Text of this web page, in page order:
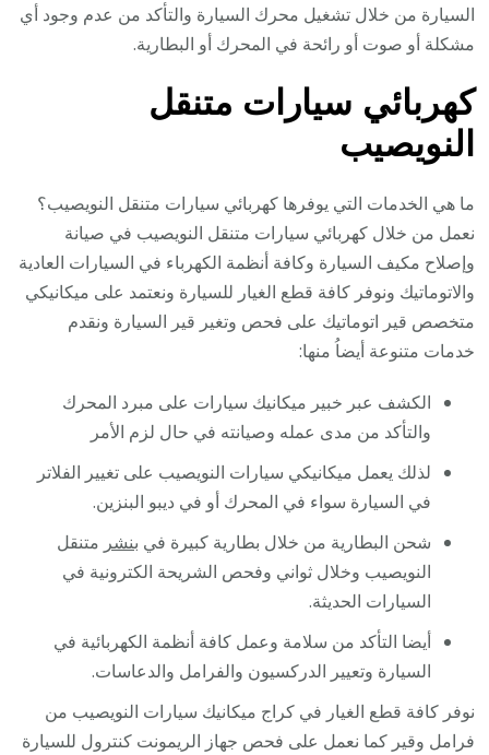
السيارة من خلال تشغيل محرك السيارة والتأكد من عدم وجود أي
مشكلة أو صوت أو رائحة في المحرك أو البطارية.
كهربائي سيارات متنقل
النويصيب
ما هي الخدمات التي يوفرها كهربائي سيارات متنقل النويصيب؟
نعمل من خلال كهربائي سيارات متنقل النويصيب في صيانة
وإصلاح مكيف السيارة وكافة أنظمة الكهرباء في السيارات العادية
والاتوماتيك ونوفر كافة قطع الغيار للسيارة ونعتمد على ميكانيكي
متخصص قير اتوماتيك على فحص وتغير قير السيارة ونقدم
خدمات متنوعة أيضاُ منها:
الكشف عبر خبير ميكانيك سيارات على مبرد المحرك
والتأكد من مدى عمله وصيانته في حال لزم الأمر
لذلك يعمل ميكانيكي سيارات النويصيب على تغيير الفلاتر
في السيارة سواء في المحرك أو في ديبو البنزين.
شحن البطارية من خلال بطارية كبيرة في بنشر متنقل
النويصيب وخلال ثواني وفحص الشريحة الكترونية في
السيارات الحديثة.
أيضا التأكد من سلامة وعمل كافة أنظمة الكهربائية في
السيارة وتعيير الدركسيون والفرامل والدعاسات.
نوفر كافة قطع الغيار في كراج ميكانيك سيارات النويصيب من
فرامل وقير كما نعمل على فحص جهاز الريمونت كنترول للسيارة